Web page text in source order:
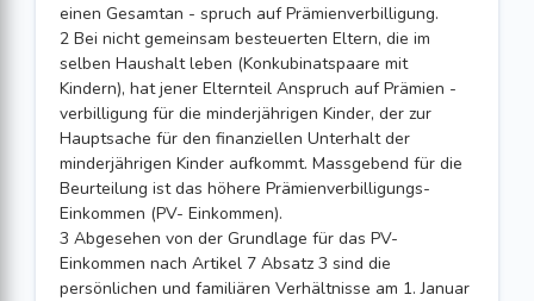
einen Gesamtan - spruch auf Prämienverbilligung.
2 Bei nicht gemeinsam besteuerten Eltern, die im
selben Haushalt leben (Konkubinatspaare mit
Kindern), hat jener Elternteil Anspruch auf Prämien -
verbilligung für die minderjährigen Kinder, der zur
Hauptsache für den finanziellen Unterhalt der
minderjährigen Kinder aufkommt. Massgebend für die
Beurteilung ist das höhere Prämienverbilligungs-
Einkommen (PV- Einkommen).
3 Abgesehen von der Grundlage für das PV-
Einkommen nach Artikel 7 Absatz 3 sind die
persönlichen und familiären Verhältnisse am 1. Januar